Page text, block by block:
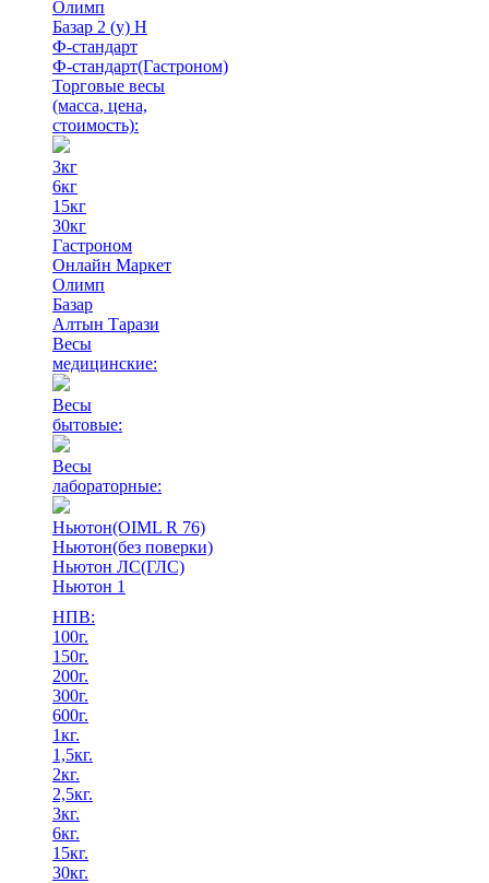
Олимп
Базар 2 (у) Н
Ф-стандарт
Ф-стандарт(Гастроном)
Торговые весы
(масса, цена,
стоимость):
3кг
6кг
15кг
30кг
Гастроном
Онлайн Маркет
Олимп
Базар
Алтын Тарази
Весы
медицинские:
Весы
бытовые:
Весы
лабораторные:
Ньютон(OIML R 76)
Ньютон(без поверки)
Ньютон ЛС(ГЛС)
Ньютон 1
НПВ:
100г.
150г.
200г.
300г.
600г.
1кг.
1,5кг.
2кг.
2,5кг.
3кг.
6кг.
15кг.
30кг.